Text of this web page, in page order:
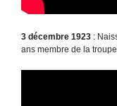
3 décembre 1923 :
ans membre de la